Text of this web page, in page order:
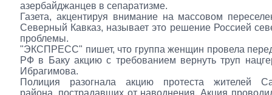
азербайджанцев в сепаратизме.
Газета, акцентируя внимание на массовом
Северный Кавказ, называет это решение Россией
проблемы.
"ЭКСПРЕСС" пишет, что группа женщин провела
РФ в Баку акцию с требованием вернуть труп
Ибрагимова.
Полиция разогнала акцию протеста жителей
района, пострадавших от наводнения. Акция